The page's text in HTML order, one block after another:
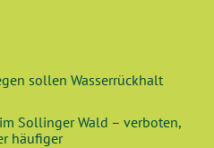
sollen Wasserrückhalt
Sollinger Wald – verboten,
häufiger